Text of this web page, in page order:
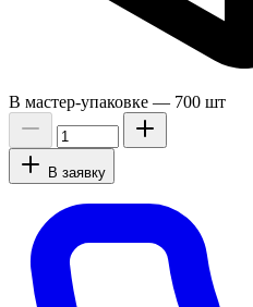
В мастер-упаковке — 700 шт
В заявку